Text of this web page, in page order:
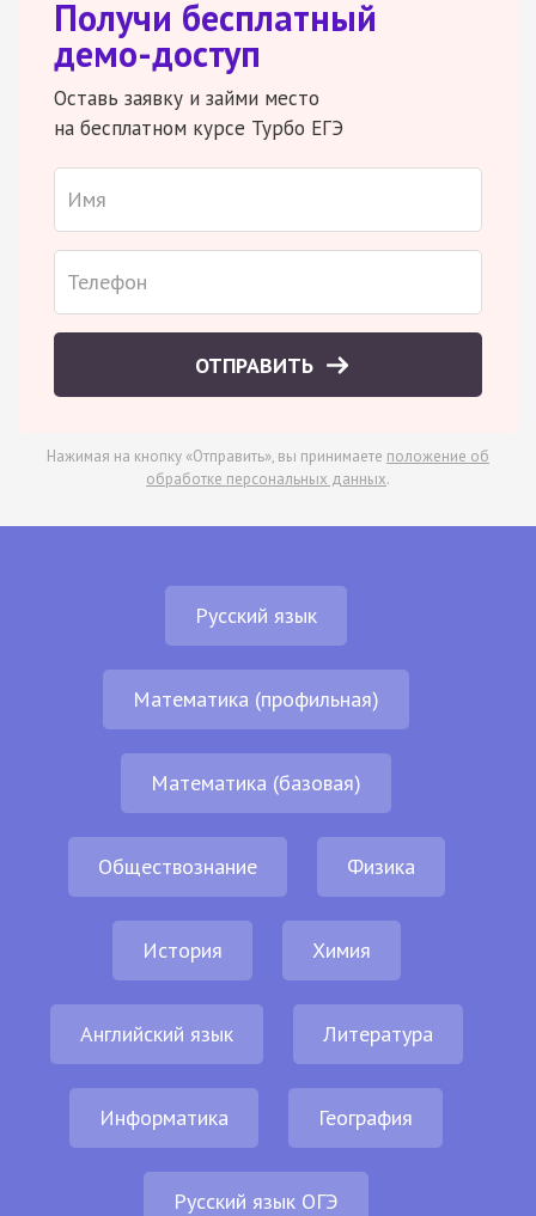
Получи бесплатный
демо-доступ
Оставь заявку и займи место
на бесплатном курсе Турбо ЕГЭ
ОТПРАВИТЬ
Нажимая на кнопку «Отправить», вы принимаете положение об
обработке персональных данных.
Русский язык
Математика (профильная)
Математика (базовая)
Обществознание Физика
История Химия
Английский язык Литература
Информатика География
Русский язык ОГЭ